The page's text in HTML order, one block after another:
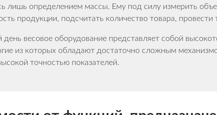
лишь определением массы. Ему под силу измерить
продукции, подсчитать количество товара, провести
день весовое оборудование представляет собой
из которых обладают достаточно сложным
точностью показателей.